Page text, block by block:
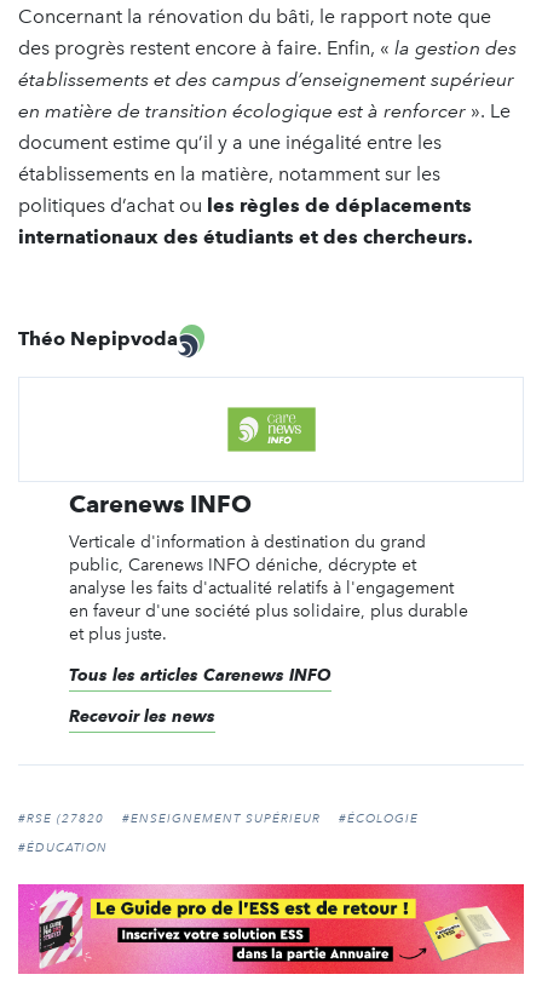
Concernant la rénovation du bâti, le rapport note que
des progrès restent encore à faire. Enfin, « la gestion des
établissements et des campus d’enseignement supérieur
en matière de transition écologique est à renforcer ». Le
document estime qu’il y a une inégalité entre les
établissements en la matière, notamment sur les
politiques d’achat ou les règles de déplacements
internationaux des étudiants et des chercheurs.
Théo Nepipvoda
Carenews INFO
Verticale d'information à destination du grand
public, Carenews INFO déniche, décrypte et
analyse les faits d'actualité relatifs à l'engagement
en faveur d'une société plus solidaire, plus durable
et plus juste.
Tous les articles Carenews INFO
Recevoir les news
#RSE (27820 #ENSEIGNEMENT SUPÉRIEUR
#ÉCOLOGIE
#ÉDUCATION